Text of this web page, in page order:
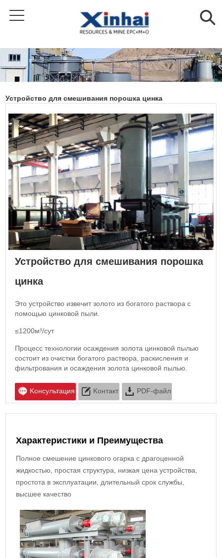
Устройство для смешивания порошка цинка
Устройство для смешивания порошка
цинка
Это устройство извечит золото из богатого раствора с
помощью цинковой пыли.
≤1200м³/сут
Процесс технологии осаждения золота цинковой пылью
состоит из очистки богатого раствора, раскисления и
фильтрования и осаждения золота цинковой пылью.
Kонсультация Kонтакт PDF-файл
Характеристики и Преимущества
Полное смешение цинкового огарка с драгоценной
жидкостью, простая структура, низкая цена устройства,
простота в эксплуатации, длительный срок службы,
высшее качество